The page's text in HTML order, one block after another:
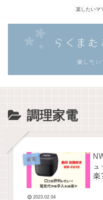
楽したいマ
調理家電
家電
楽
2023.02.04